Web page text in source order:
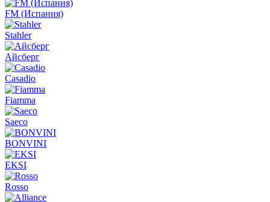
FM (Испания)
Stahler
Айсберг
Casadio
Fiamma
Saeco
BONVINI
EKSI
Rosso